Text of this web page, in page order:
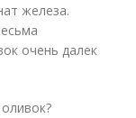
железа.
очень далек